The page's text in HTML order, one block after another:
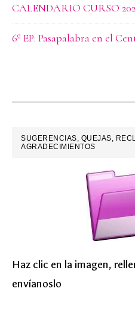
CALENDARIO CURSO
6º EP: Pasapalabra en el
FOOTER
SUGERENCIAS, QUEJAS,
AGRADECIMIENTOS
Haz clic en la imagen,
envíanoslo